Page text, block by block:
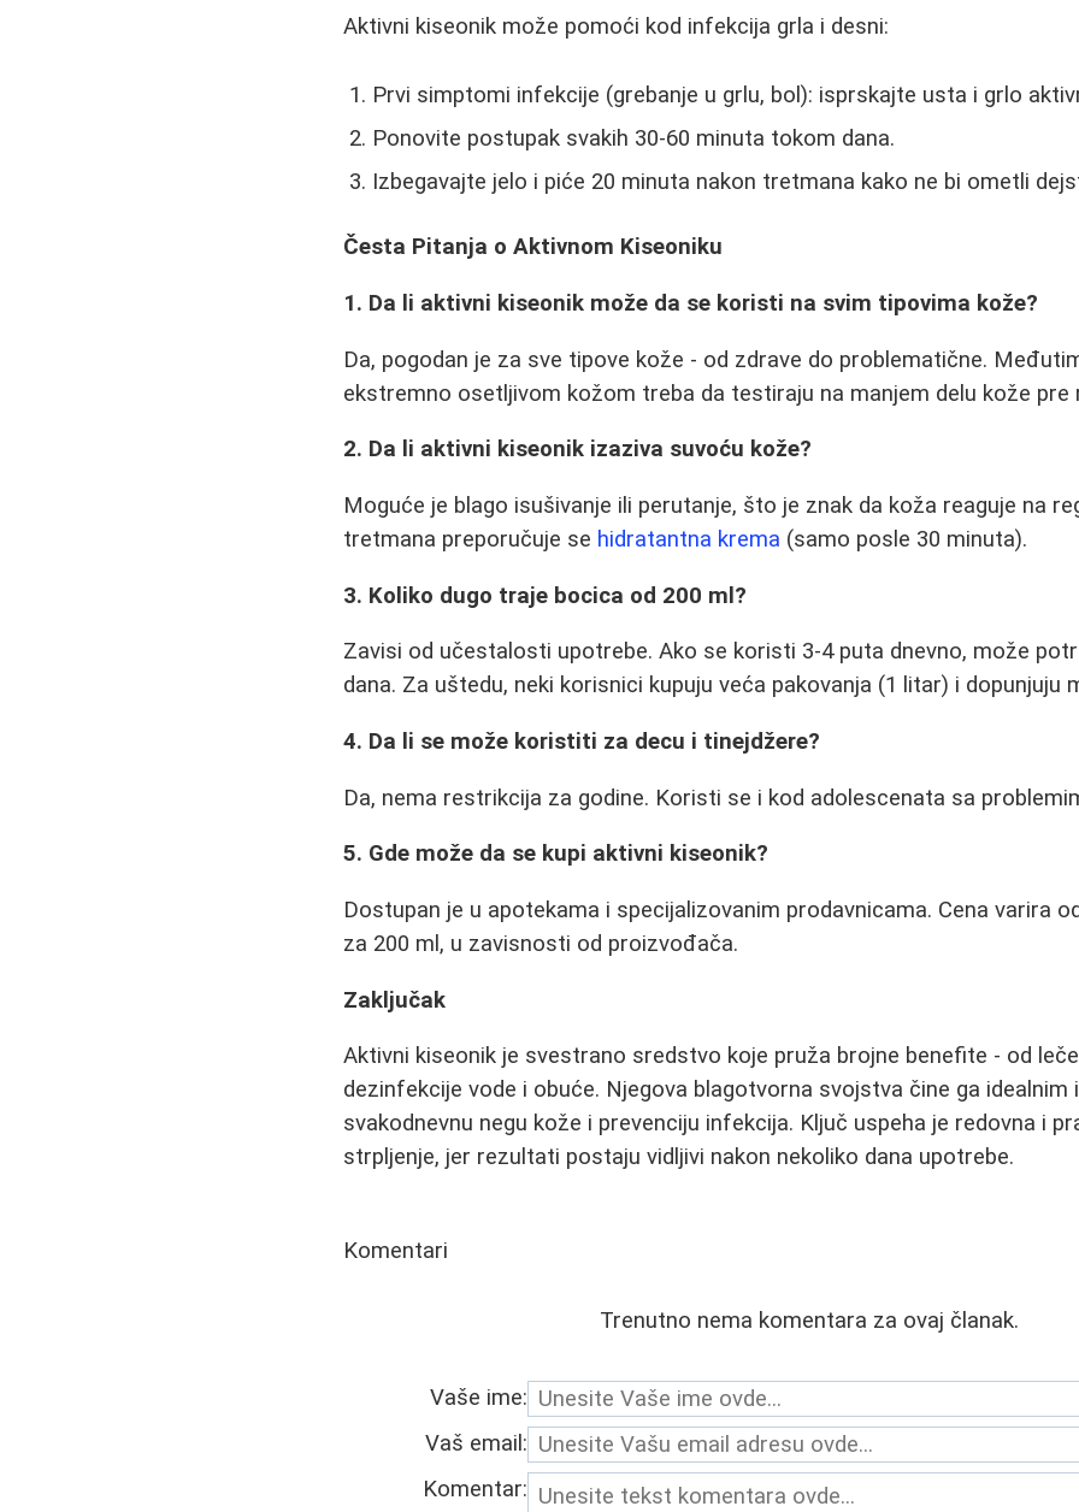
Aktivni kiseonik može pomoći kod infekcija grla i desni:
Prvi simptomi infekcije (grebanje u grlu, bol): isprskajte usta i grlo
Ponovite postupak svakih 30-60 minuta tokom dana.
Izbegavajte jelo i piće 20 minuta nakon tretmana kako ne bi ometli
Česta Pitanja o Aktivnom Kiseoniku
1. Da li aktivni kiseonik može da se koristi na svim tipovima kože?
Da, pogodan je za sve tipove kože - od zdrave do problematične.
ekstremno osetljivom kožom treba da testiraju na manjem delu kože pre
2. Da li aktivni kiseonik izaziva suvoću kože?
Moguće je blago isušivanje ili perutanje, što je znak da koža reaguje na
tretmana preporučuje se hidratantna krema (samo posle 30 minuta).
3. Koliko dugo traje bocica od 200 ml?
Zavisi od učestalosti upotrebe. Ako se koristi 3-4 puta dnevno, može
dana. Za uštedu, neki korisnici kupuju veća pakovanja (1 litar) i dopunjuju
4. Da li se može koristiti za decu i tinejdžere?
Da, nema restrikcija za godine. Koristi se i kod adolescenata sa
5. Gde može da se kupi aktivni kiseonik?
Dostupan je u apotekama i specijalizovanim prodavnicama. Cena varira
za 200 ml, u zavisnosti od proizvođača.
Zaključak
Aktivni kiseonik je svestrano sredstvo koje pruža brojne benefite - od
dezinfekcije vode i obuće. Njegova blagotvorna svojstva čine ga idealnim
svakodnevnu negu kože i prevenciju infekcija. Ključ uspeha je redovna i
strpljenje, jer rezultati postaju vidljivi nakon nekoliko dana upotrebe.
Komentari
Trenutno nema komentara za ovaj članak.
Vaše ime:
Vaš email:
Komentar: